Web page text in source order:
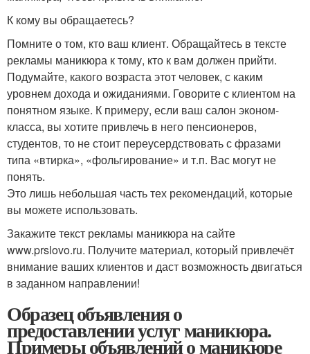
К кому вы обращаетесь?
Помните о том, кто ваш клиент. Обращайтесь в тексте
рекламы маникюра к тому, кто к вам должен прийти.
Подумайте, какого возраста этот человек, с каким
уровнем дохода и ожиданиями. Говорите с клиентом на
понятном языке. К примеру, если ваш салон эконом-
класса, вы хотите привлечь в него пенсионеров,
студентов, то не стоит переусердствовать с фразами
типа «втирка», «фольгирование» и т.п. Вас могут не
понять.
Это лишь небольшая часть тех рекомендаций, которые
вы можете использовать.
Закажите текст рекламы маникюра на сайте
www.prslovo.ru. Получите материал, который привлечёт
внимание ваших клиентов и даст возможность двигаться
в заданном направлении!
Образец объявления о
предоставлении услуг маникюра.
Примеры объявлений о маникюре